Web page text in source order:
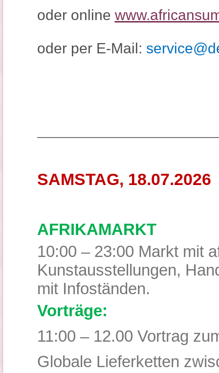
oder online
oder per E-Mail:
SAMSTAG, 18.07.2026
AFRIKAMARKT
10:00 – 23:00 Markt mit
Kunstausstellungen,
mit Infoständen.
Vorträge:
11:00 – 12.00 Vortrag
Globale Lieferketten